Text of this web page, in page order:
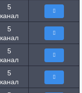
5
канал
5
канал
5
канал
5
канал